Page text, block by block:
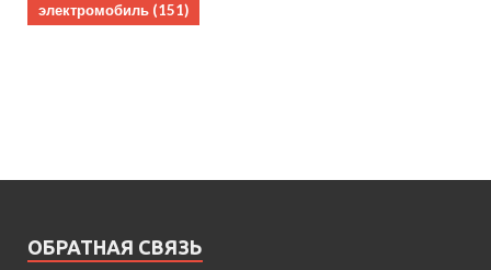
электромобиль (151)
ОБРАТНАЯ СВЯЗЬ